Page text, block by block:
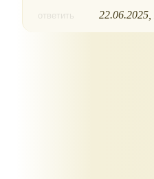
ответить 22.06.2025